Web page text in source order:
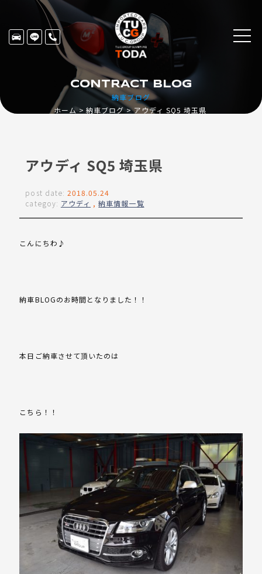
納車ブログ
CONTRACT BLOG
ホーム 納車ブログ アウディ SQ5 埼玉県
アウディ SQ5 埼玉県
post date: 2018.05.24
categoy: アウディ ,納車情報一覧
こんにちわ♪
納車BLOGのお時間となりました！！
本日ご納車させて頂いたのは
こちら！！